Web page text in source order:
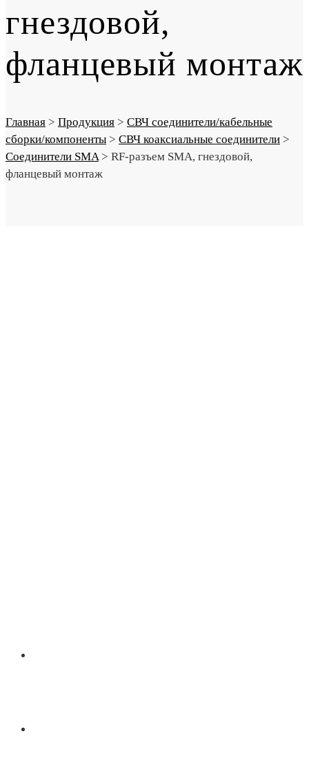
гнездовой,
фланцевый монтаж
Главная > Продукция > СВЧ соединители/кабельные
сборки/компоненты > СВЧ коаксиальные соединители >
Соединители SMA > RF-разъем SMA, гнездовой,
фланцевый монтаж